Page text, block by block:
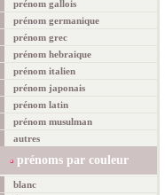
prénom gallois
prénom germanique
prénom grec
prénom hebraique
prénom italien
prénom japonais
prénom latin
prénom musulman
autres
prénoms par couleur
blanc